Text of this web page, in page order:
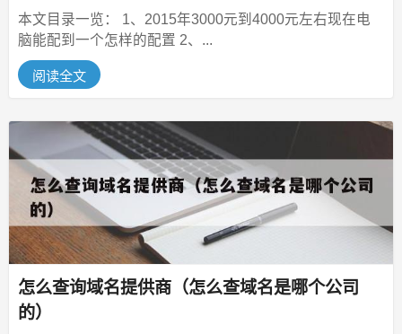
本文目录一览： 1、2015年3000元到4000元左右现在电
脑能配到一个怎样的配置 2、...
阅读全文
怎么查询域名提供商（怎么查域名是哪个公司
的）